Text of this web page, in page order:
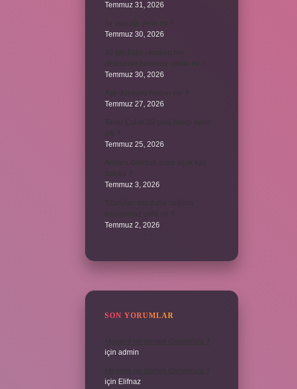
Temmuz 31, 2026
Temmuz 30, 2026
Temmuz 30, 2026
Temmuz 27, 2026
Temmuz 25, 2026
Temmuz 3, 2026
Temmuz 2, 2026
SON YORUMLAR
için admin
için Elifnaz